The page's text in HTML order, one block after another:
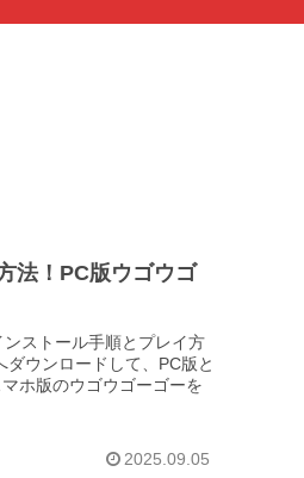
法！PC版ウゴウゴ
ストール手順とプレイ方
ウンロードして、PC版と
ホ版のウゴウゴーゴーを
2025.09.05